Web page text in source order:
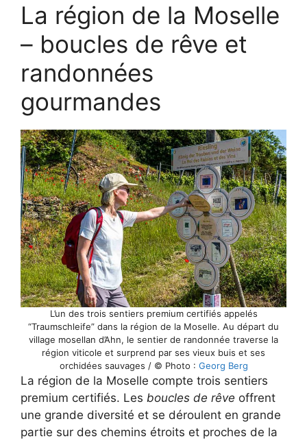
La région de la Moselle
– boucles de rêve et
randonnées
gourmandes
L’un des trois sentiers premium certifiés appelés
“Traumschleife” dans la région de la Moselle. Au départ du
village mosellan d’Ahn, le sentier de randonnée traverse la
région viticole et surprend par ses vieux buis et ses
orchidées sauvages / © Photo : Georg Berg
La région de la Moselle compte trois sentiers
premium certifiés. Les boucles de rêve offrent
une grande diversité et se déroulent en grande
partie sur des chemins étroits et proches de la